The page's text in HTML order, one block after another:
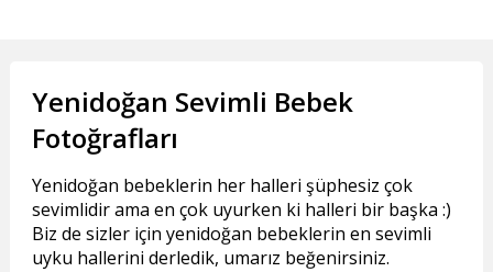
Yenidoğan Sevimli Bebek
Fotoğrafları
Yenidoğan bebeklerin her halleri şüphesiz çok
sevimlidir ama en çok uyurken ki halleri bir başka :)
Biz de sizler için yenidoğan bebeklerin en sevimli
uyku hallerini derledik, umarız beğenirsiniz.